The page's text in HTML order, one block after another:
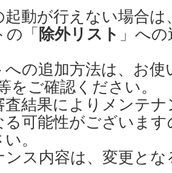
動が行えない場合は
「 除外リスト 」へ
への追加方法は、お
をご確認ください。
結果によりメンテナ
る可能性がございま
。
ス内容は、変更とな